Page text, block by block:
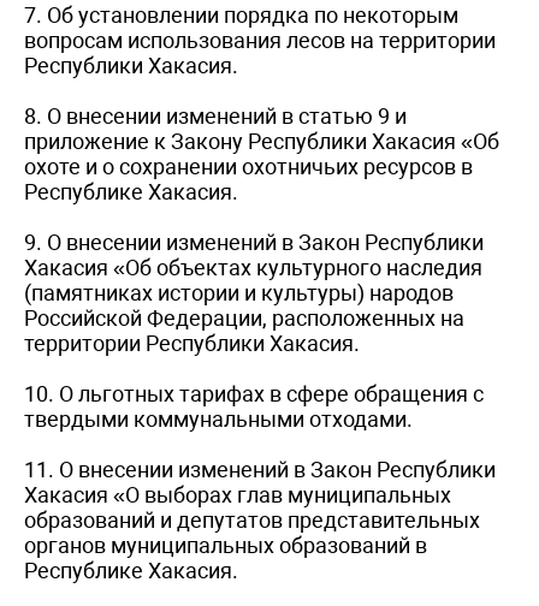
7. Об установлении порядка по некоторым
вопросам использования лесов на территории
Республики Хакасия.
8. О внесении изменений в статью 9 и
приложение к Закону Республики Хакасия «Об
охоте и о сохранении охотничьих ресурсов в
Республике Хакасия.
9. О внесении изменений в Закон Республики
Хакасия «Об объектах культурного наследия
(памятниках истории и культуры) народов
Российской Федерации, расположенных на
территории Республики Хакасия.
10. О льготных тарифах в сфере обращения с
твердыми коммунальными отходами.
11. О внесении изменений в Закон Республики
Хакасия «О выборах глав муниципальных
образований и депутатов представительных
органов муниципальных образований в
Республике Хакасия.